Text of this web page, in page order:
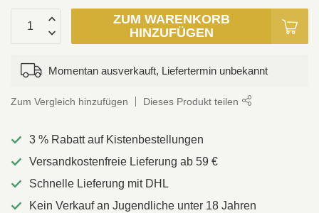
ZUM WARENKORB
HINZUFÜGEN
Momentan ausverkauft, Liefertermin unbekannt
Zum Vergleich hinzufügen Dieses Produkt teilen
3 % Rabatt auf Kistenbestellungen
Versandkostenfreie Lieferung ab 59 €
Schnelle Lieferung mit DHL
Kein Verkauf an Jugendliche unter 18 Jahren